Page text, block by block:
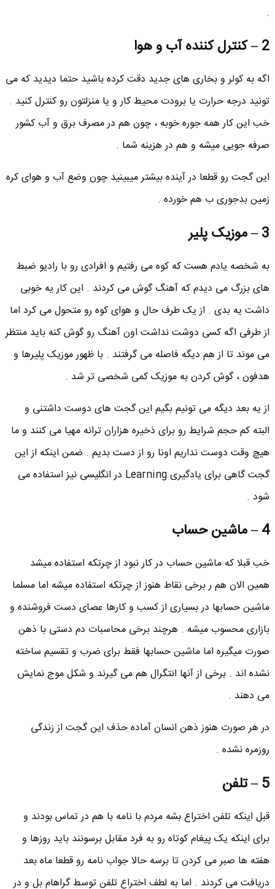
.
2 – کنترل کننده آب و هوا
اگه به کولر و بخاری های جدید دقت کرده باشید حتما دیدید که می
تونید درجه حرارت یا برودت محیط کار و یا منزلتون رو کنترل کنید .
خب این کار همه جوره خوبه ، چون هم در مصرف برق و آب کشور
صرفه جویی میشه و هم در هزینه شما .
این گجت رو قطعا در آینده بیشتر میبینید چون وضع آب و هوای کره
زمین بدجوری ب هم خورده .
3 – موزیک پلیر
به شخصه یادم هست که کوه می رفتیم و افرادی رو با رادیو ضبط
های بزرگ می دیدم که آهنگ گوش می کردند . این کار یه خوبی
داشت یه بدی . از یک طرف حال و هوای کوه رو متحول می کرد اما
از طرفی اگه کسی دوشت نداشت اون آهنگ رو گوش کنه باید منتظر
می موند تا از هم دیگه فاصله می گرفتند . با ظهور موزیک پلیرها و
هدفون ، گوش کردن به موزیک کمی شخصی تر شد .
از یه بعد دیگه می تونیم بگیم این گجت های دوست داشتنی و
البته کم حجم شرایط رو برای ذخیره هزاران ترانه مهیا می کنند و ما
هیچ وقت دوست نداریم اونا رو از دست بدیم . ضمن اینکه از این
گجت گاهی برای یادگیری Learning در انگلیسی نیز استفاده می
شود .
4 – ماشین حساب
خب قبلا که ماشین حساب در کار نبود از چرتکه استفاده میشد
همین الان هم ر برخی نقاط هنوز از چرتکه استفاده میشه اما مسلما
ماشین حسابها در بسیاری از کسب و کارها عصای دست فروشنده و
بازاری محسوب میشه . هرچند برخی محاسبات دم دستی با ذهن
صورت میگیره اما ماشین حسابها فقط برای ضرب و تقسیم ساخته
نشده اند . برخی از آنها انتگرال هم می گیرند و شکل موج نمایش
می دهند .
در هر صورت هنوز ذهن انسان آماده حذف این گجت از زندگی
روزمره نشده .
5 – تلفن
قبل اینکه تلفن اختراع بشه مردم با نامه با هم در تماس بودند و
برای اینکه یک پیغام کوتاه رو به فرد مقابل برسونند باید روزها و
هفته ها صبر می کردن تا برسه حالا جواب نامه رو قطعا ماه بعد
دریافت می کردند . اما به لطف اختراع تلفن توسط گراهام بل و در